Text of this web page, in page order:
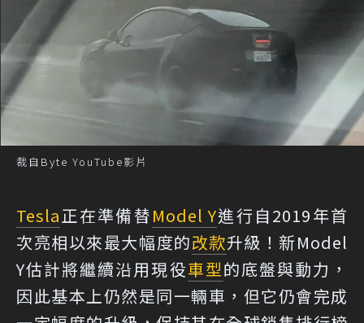
裁自Byte YouTube影片
Tesla正在準備替Model Y進行自2019年首
次亮相以來最大幅度的改款升級！新Model
Y估計將繼續沿用現役車型的底盤與動力，
因此基本上仍然是同一輛車，但它仍會完成